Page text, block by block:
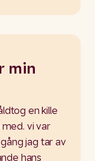
min
en kille
vi var
jag tar av
hans